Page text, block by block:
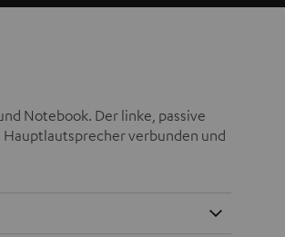
Notebook. Der linke, passive
Hauptlautsprecher verbunden und